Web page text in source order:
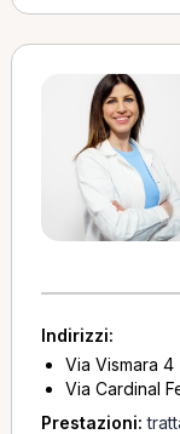
Indirizzi:
Via Vismara
Via Cardinal
Prestazioni: